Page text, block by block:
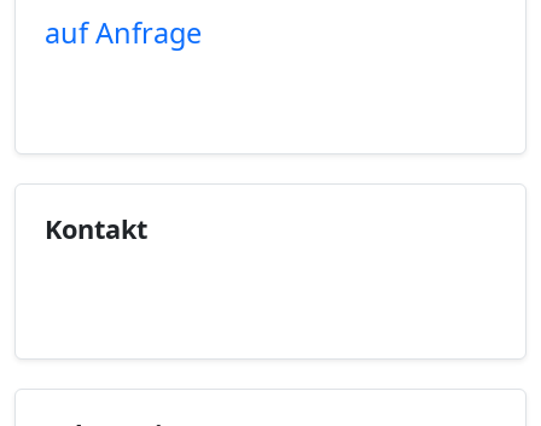
auf Anfrage
Kontakt